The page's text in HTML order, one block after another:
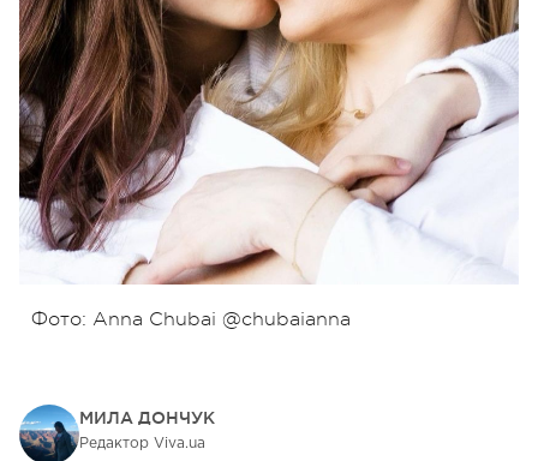
Фото: Anna Chubai @chubaianna
МИЛА ДОНЧУК
Редактор Viva.ua